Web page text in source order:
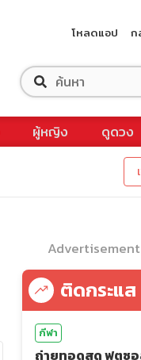
โหลดแอป ก
ผู้หญิง ดูดวง
Advertisement
ติดกระแส
กีฬา
ถ่ายทอดสด ฟุตซอ